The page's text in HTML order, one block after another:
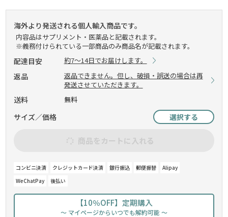
海外より発送される個人輸入商品です。
内容品はサプリメント・医薬品と記載されます。
※義務付けられている一部商品のみ商品名が記載されます。
配達目安 約7～14日でお届けします。
返品
返品できません。但し、破損・誤送の場合は再
発送させていただきます。
送料 無料
サイズ／価格 選択する
商品をカートに入れる
コンビニ決済 クレジットカード決済 銀行振込 郵便振替
Alipay
WeChatPay
後払い
【10％OFF】定期購入
～ マイページからいつでも解約可能 ～